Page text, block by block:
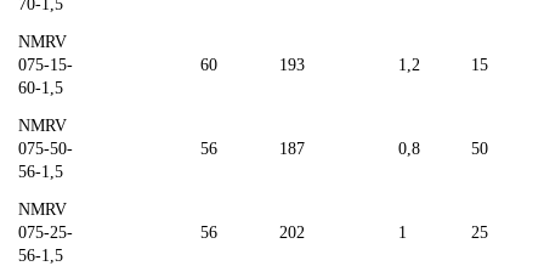
70-1,5
NMRV
075-15-
60-1,5
60 193 1,2 15
NMRV
075-50-
56-1,5
56 187 0,8 50
NMRV
075-25-
56-1,5
56 202 1 25